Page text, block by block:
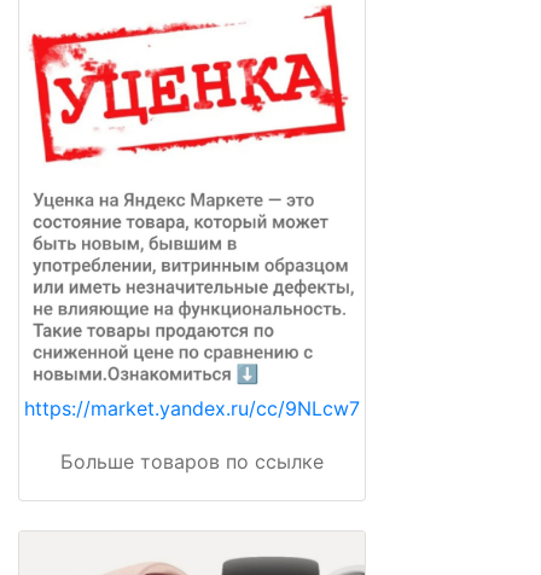
https://market.yandex.ru/cc/9NLcw7
Больше товаров по ссылке